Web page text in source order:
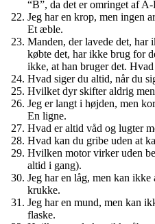
“B”, da det er omringet af
Jeg har en krop, men ingen
Et æble.
Manden, der lavede det, har
købte det, har ikke brug for
ikke, at han bruger det.
Hvad siger du altid, når du
Hvilket dyr skifter aldrig
Jeg er langt i højden, men
En ligne.
Hvad er altid våd og lugter
Hvad kan du gribe uden at
Hvilken motor virker uden
altid i gang).
Jeg har en låg, men kan
krukke.
Jeg har en mund, men kan
flaske.